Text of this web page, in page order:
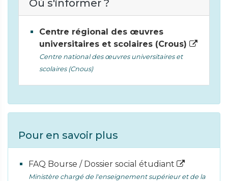
Où s'informer ?
Centre régional des œuvres
universitaires et scolaires (Crous)
Centre national des œuvres universitaires et
scolaires (Cnous)
Pour en savoir plus
FAQ Bourse / Dossier social étudiant
Ministère chargé de l'enseignement supérieur et de la